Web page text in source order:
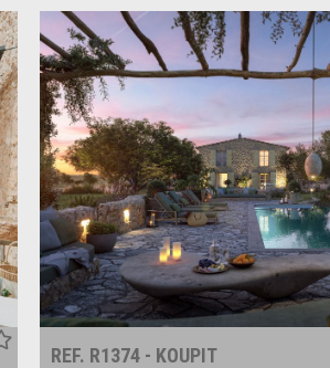
REF. R1374 - KOUPIT